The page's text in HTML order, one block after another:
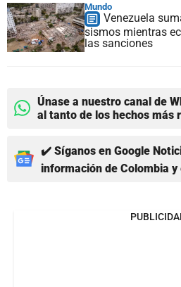
Mundo
Venezuela
sismos mientras
las sanciones
Únase a nuestro canal de
al tanto de los hechos más
✔️ Síganos en Google
información de Colombia y